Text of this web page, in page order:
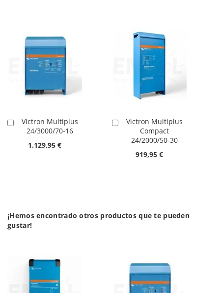
Victron Multiplus
24/3000/70-16
1.129,95 €
Añadir
carrito
Victron Multiplus
Compact
24/2000/50-30
919,95 €
Añadir
carrito
¡Hemos encontrado otros productos que te pueden
gustar!